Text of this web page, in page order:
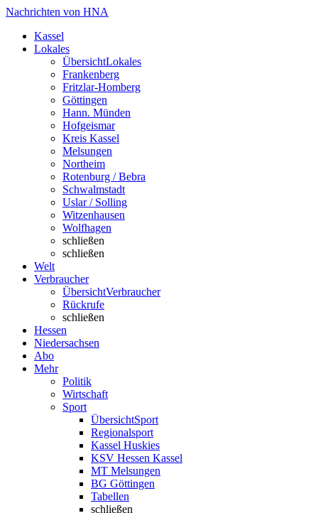
Nachrichten von HNA
Kassel
Lokales
ÜbersichtLokales
Frankenberg
Fritzlar-Homberg
Göttingen
Hann. Münden
Hofgeismar
Kreis Kassel
Melsungen
Northeim
Rotenburg / Bebra
Schwalmstadt
Uslar / Solling
Witzenhausen
Wolfhagen
schließen
schließen
Welt
Verbraucher
ÜbersichtVerbraucher
Rückrufe
schließen
Hessen
Niedersachsen
Abo
Mehr
Politik
Wirtschaft
Sport
ÜbersichtSport
Regionalsport
Kassel Huskies
KSV Hessen Kassel
MT Melsungen
BG Göttingen
Tabellen
schließen